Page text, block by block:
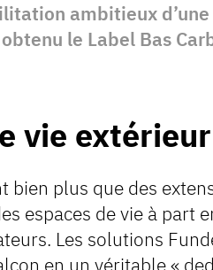
ambitieux
le Label Bas
vie
bien plus que des
espaces de vie à part
Les solutions